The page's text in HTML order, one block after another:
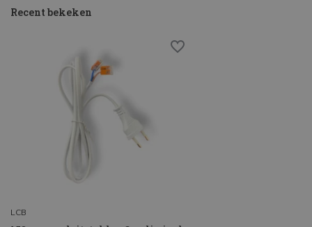
Recent bekeken
LCB